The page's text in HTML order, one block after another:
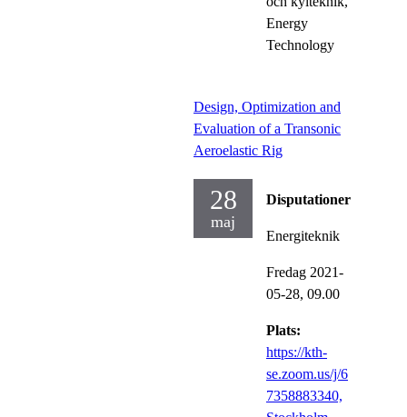
Energy
Technology
Design, Optimization and
Evaluation of a Transonic
Aeroelastic Rig
28
maj
Disputationer
Energiteknik
Fredag 2021-
05-28, 09.00
Plats:
https://kth-
se.zoom.us/j/6
7358883340,